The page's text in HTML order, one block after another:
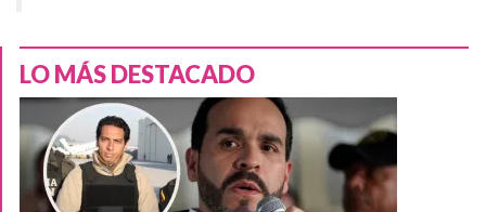
LO MÁS DESTACADO